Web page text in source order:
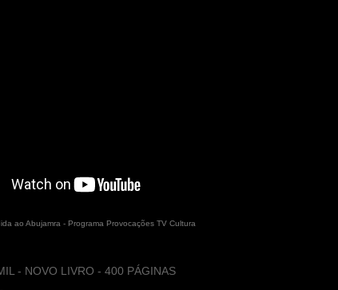
ao Abujamra - Programa Provocações TV Cultura
- NOVO LIVRO - 400 PÁGINAS